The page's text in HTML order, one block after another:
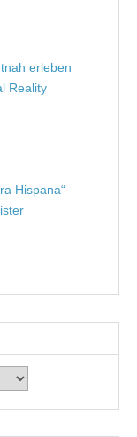
erleben
Reality
Hispana“